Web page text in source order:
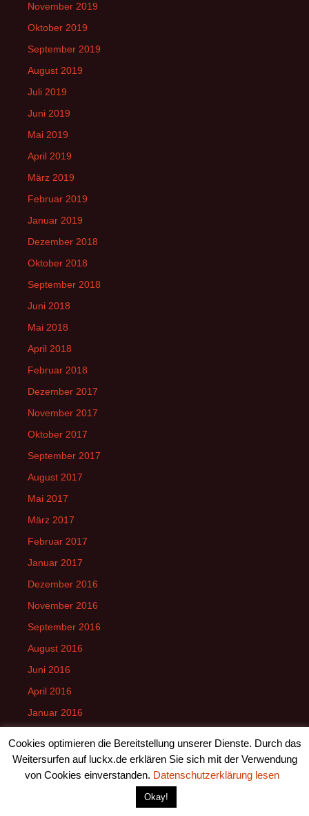
November 2019
Oktober 2019
September 2019
August 2019
Juli 2019
Juni 2019
Mai 2019
April 2019
März 2019
Februar 2019
Januar 2019
Dezember 2018
Oktober 2018
September 2018
Juni 2018
Mai 2018
April 2018
Februar 2018
Dezember 2017
November 2017
Oktober 2017
September 2017
August 2017
Mai 2017
März 2017
Februar 2017
Januar 2017
Dezember 2016
November 2016
September 2016
August 2016
Juni 2016
April 2016
Januar 2016
Kategorien
Cookies optimieren die Bereitstellung unserer Dienste. Durch das
Weitersurfen auf luckx.de erklären Sie sich mit der Verwendung
von Cookies einverstanden. Datenschutzerklärung lesen
Okay!